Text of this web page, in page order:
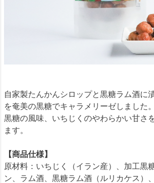
自家製たんかんシロップと黒糖ラム酒に
を奄美の黒糖でキャラメリーゼしました
黒糖の風味、いちじくのやわらかい甘さ
ます。
【商品仕様】
原材料：いちじく（イラン産）、加工黒
ン、ラム酒、黒糖ラム酒（ルリカケス）